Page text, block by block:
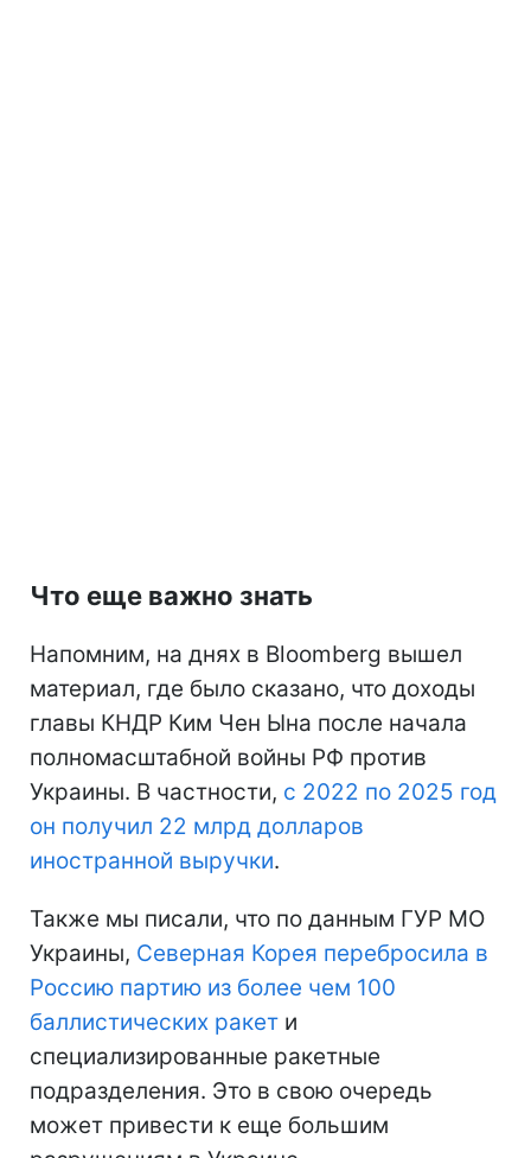
Что еще важно знать
Напомним, на днях в Bloomberg вышел
материал, где было сказано, что доходы
главы КНДР Ким Чен Ына после начала
полномасштабной войны РФ против
Украины. В частности, с 2022 по 2025 год
он получил 22 млрд долларов
иностранной выручки.
Также мы писали, что по данным ГУР МО
Украины, Северная Корея перебросила в
Россию партию из более чем 100
баллистических ракет и
специализированные ракетные
подразделения. Это в свою очередь
может привести к еще большим